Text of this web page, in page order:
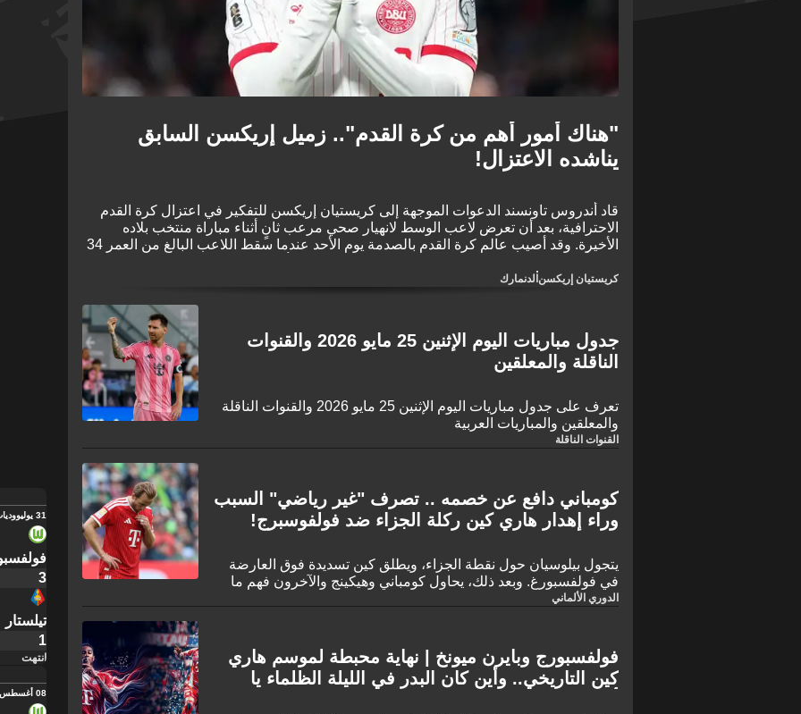
"هناك أمور أهم من كرة القدم".. زميل إريكسن السابق
يناشده الاعتزال!
قاد أندروس تاونسند الدعوات الموجهة إلى كريستيان إريكسن للتفكير في اعتزال كرة القدم
الاحترافية، بعد أن تعرض لاعب الوسط لانهيار صحي مرعب ثانٍ أثناء مباراة منتخب بلاده
الأخيرة. وقد أصيب عالم كرة القدم بالصدمة يوم الأحد عندما سقط اللاعب البالغ من العمر 34
من خمس سنوات على تعرضه لسكتة قلبية خلال بطولة يورو 2020.
كريستيان إريكسن الدنمارك
جدول مباريات اليوم الإثنين 25 مايو 2026 والقنوات
الناقلة والمعلقين
تعرف على جدول مباريات اليوم الإثنين 25 مايو 2026 والقنوات الناقلة
والمعلقين والمباريات العربية
القنوات الناقلة
كومباني دافع عن خصمه .. تصرف "غير رياضي" السبب
وراء إهدار هاري كين ركلة الجزاء ضد فولفوسبرج!
يتجول بيلوسيان حول نقطة الجزاء، ويطلق كين تسديدة فوق العارضة
في فولفسبورغ. وبعد ذلك، يحاول كومباني وهيكينج والآخرون فهم ما
حدث.
الدوري الألماني
فولفسبورج وبايرن ميونخ | نهاية محبطة لموسم هاري
كين التاريخي.. وأين كان البدر في الليلة الظلماء يا
31 يوليو
3
تيلستار
1
انتهت
08 أغسطس